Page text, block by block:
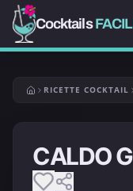
Cocktails
RICETTE COCKTAIL
CALDO